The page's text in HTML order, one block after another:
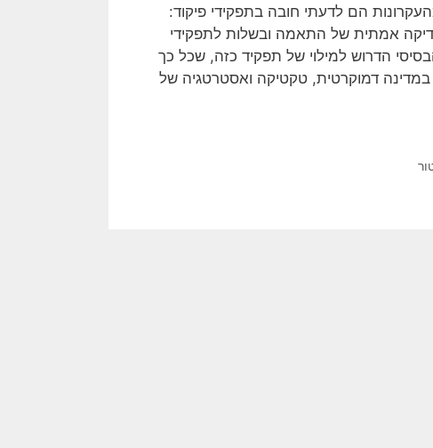
הם לדעתי חובה בתפקידי פיקוד:
אמתית של התאמה ובשלות לתפקידי
הדרוש למילוי של תפקיד כזה, שכל כך
דמוקרטית, טקטיקה ואסטרטגיה של